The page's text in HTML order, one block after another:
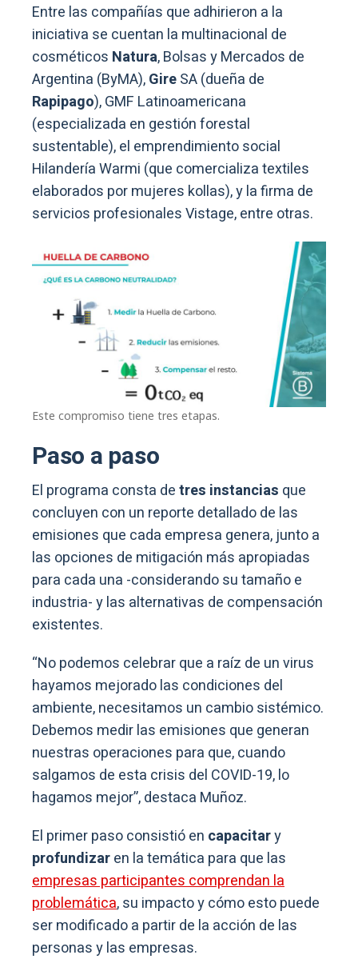
Entre las compañías que adhirieron a la
iniciativa se cuentan la multinacional de
cosméticos Natura, Bolsas y Mercados de
Argentina (ByMA),GireSA (dueña de
Rapipago), GMF Latinoamericana
(especializada en gestión forestal
sustentable), el emprendimiento social
Hilandería Warmi (que comercializa textiles
elaborados por mujeres kollas), y la firma de
servicios profesionales Vistage, entre otras.
Este compromiso tiene tres etapas.
Paso a paso
El programa consta detres instancias que
concluyen con un reporte detallado de las
emisiones que cada empresa genera, junto a
las opciones de mitigación más apropiadas
para cada una -considerando su tamaño e
industria- y las alternativas de compensación
existentes.
“No podemos celebrar que a raíz de un virus
hayamos mejorado las condiciones del
ambiente, necesitamos un cambio sistémico.
Debemos medir las emisiones que generan
nuestras operaciones para que, cuando
salgamos de esta crisis del COVID-19, lo
hagamos mejor”, destaca Muñoz.
El primer paso consistió en capacitary
profundizaren la temática para que las
empresas participantes comprendan la
problemática, su impacto y cómo esto puede
ser modificado a partir de la acción de las
personas y las empresas.